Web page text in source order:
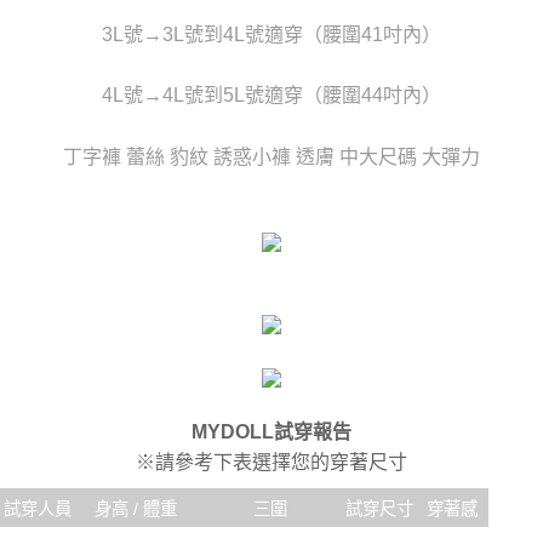
國家/地區配送3L號→3L號到4L號適穿（腰圍41吋內）
4L號→4L號到5L號適穿（腰圍44吋內）
丁字褲 蕾絲 豹紋 誘惑小褲 透膚 中大尺碼 大彈力
MYDOLL試穿報告
※請參考下表選擇您的穿著尺寸
試穿人員 身高 / 體重 三圍 試穿尺寸
穿著感